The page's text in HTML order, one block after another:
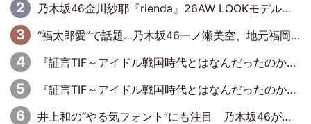
乃木坂46金川紗耶『rienda』26AW LOOKモデルに就任
“福太郎愛”で話題…乃木坂46一ノ瀬美空、地元福岡『めんべい25周年トップサポーター』に就任
『証言TIF～アイドル戦国時代とはなんだったのか～』第6回：でんぱ組.inc・古川未鈴×相沢梨紗「『ハロプロやりたかったな』って言ったら、夢眠ねむさんに『てめえはでんぱ組．incなんだよ！』って肩パンされて(笑)」
『証言TIF～アイドル戦国時代とはなんだったのか～』第11回：私立恵比寿中学・真山りか×安本彩花「TIFで10年ぶりのキョンシーメイクをしたら、場を完全に引かせてしまって。時代が変わったんだなって」
井上和の“やる気フォント”にも注目 乃木坂46が挑んだ書道パフォーマンスの舞台裏